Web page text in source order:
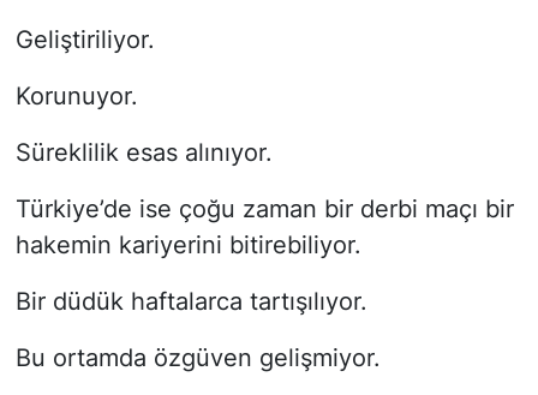
Geliştiriliyor.
Korunuyor.
Süreklilik esas alınıyor.
Türkiye’de ise çoğu zaman bir derbi maçı bir
hakemin kariyerini bitirebiliyor.
Bir düdük haftalarca tartışılıyor.
Bu ortamda özgüven gelişmiyor.